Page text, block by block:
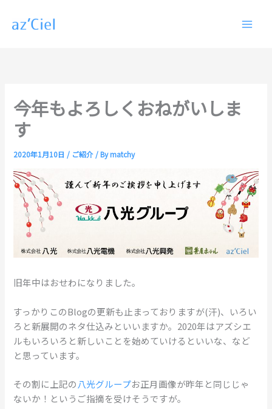
今年もよろしくおねがいしま
す
2020年1月10日 / ご紹介 / Bymatchy
旧年中はおせわになりました。
すっかりこのBlogの更新も止まっておりますが(汗)、いろい
ろと新展開のネタ仕込みといいますか。2020年はアズシエ
ルもいろいろと新しいことを始めていけるといいな、など
と思っています。
その割に上記の八光グループお正月画像が昨年と同じじゃ
ないか！というご指摘を受けそうですが。